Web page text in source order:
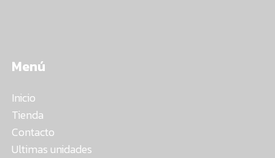
Menú
Inicio
Tienda
Contacto
Ultimas unidades